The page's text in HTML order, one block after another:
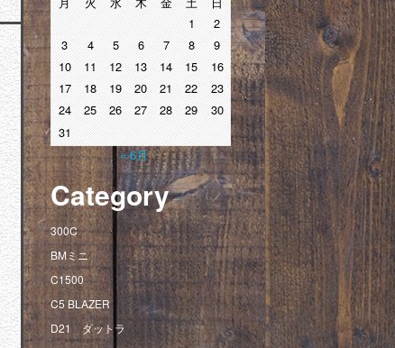
1
2
3
4 5 6 7 8
9
10
11 12 13 14 15
16
17
18 19 20 21 22
23
24
25 26 27 28 29
30
31
« 6月
Category
300C
BMミニ
C1500
C5 BLAZER
D21 ダットラ